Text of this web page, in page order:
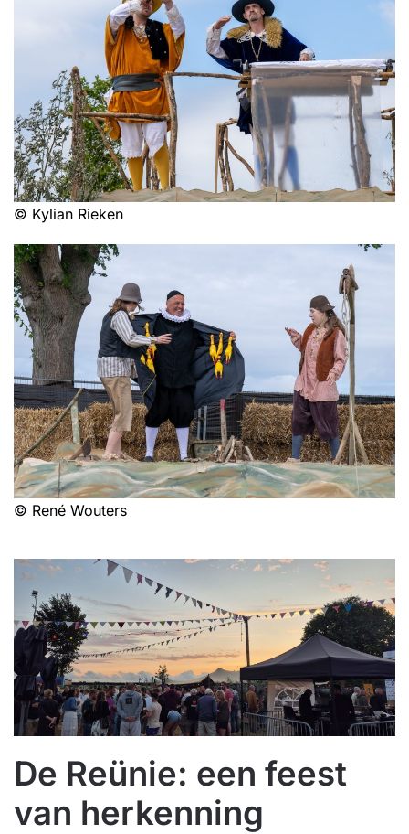
© Kylian Rieken
© René Wouters
De Reünie: een feest
van herkenning